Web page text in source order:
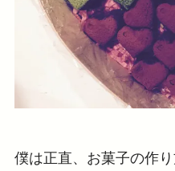
僕は正直、お菓子の作